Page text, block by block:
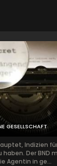
GESELLSCHAFT
Indizien
haben. Der BND
Agentin in ge...